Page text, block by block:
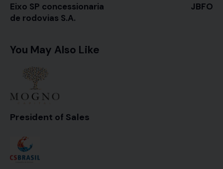
Eixo SP concessionaria
de rodovias S.A.
JBFO
You May Also Like
President of Sales